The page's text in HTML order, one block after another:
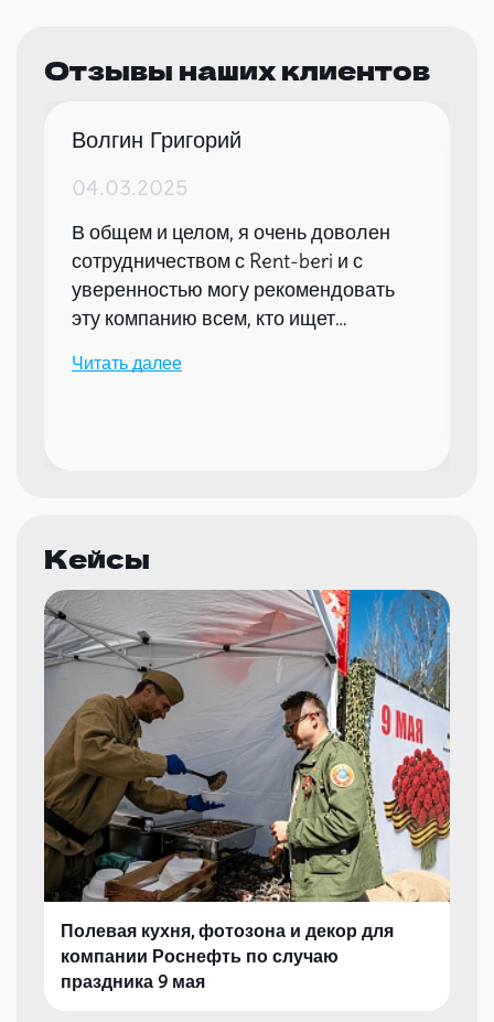
Отзывы наших клиентов
Волгин Григорий
04.03.2025
В общем и целом, я очень доволен
сотрудничеством с Rent-beri и с
уверенностью могу рекомендовать
эту компанию всем, кто ищет
мероприятий.
Читать далее
Кейсы
Полевая кухня, фотозона и декор для
компании Роснефть по случаю
праздника 9 мая